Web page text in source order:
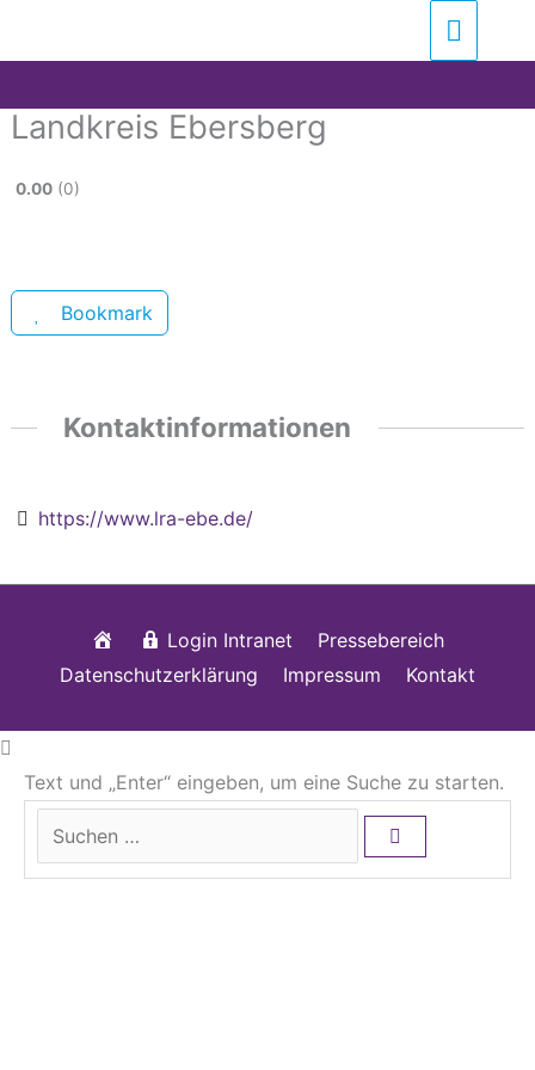
Landkreis Ebersberg
0.00 0
Bookmark
Kontaktinformationen
https://www.lra-ebe.de/
StartseiteLogin Intranet
Pressebereich
Datenschutzerklärung
Impressum Kontakt
Text und „Enter“ eingeben, um eine Suche zu starten.